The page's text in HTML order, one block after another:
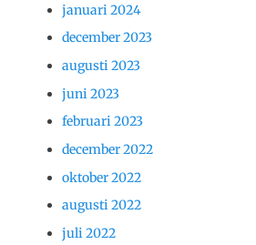
januari 2024
december 2023
augusti 2023
juni 2023
februari 2023
december 2022
oktober 2022
augusti 2022
juli 2022